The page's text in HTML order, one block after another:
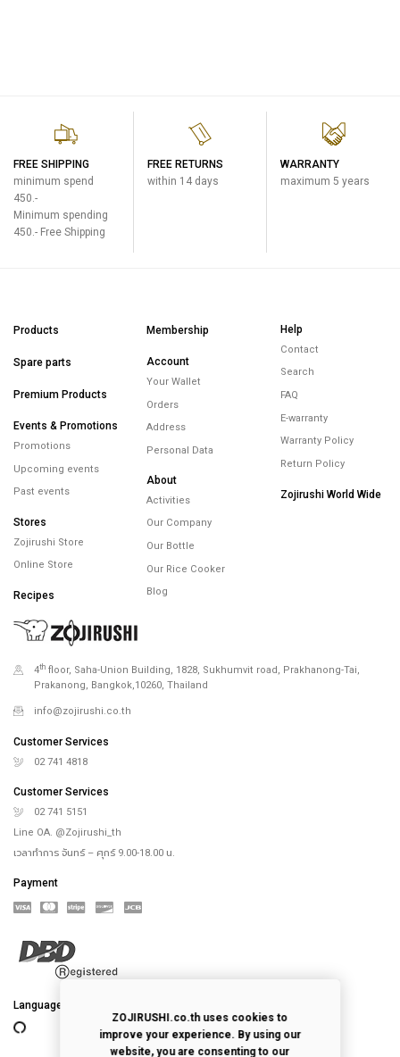
FREE SHIPPING
minimum spend
450.-
Minimum spending
450.- Free Shipping
FREE RETURNS
within 14 days
WARRANTY
maximum 5 years
Products
Spare parts
Premium Products
Events & Promotions
Promotions
Upcoming events
Past events
Stores
Zojirushi Store
Online Store
Recipes
Membership
Account
Your Wallet
Orders
Address
Personal Data
About
Activities
Our Company
Our Bottle
Our Rice Cooker
Blog
Help
Contact
Search
FAQ
E-warranty
Warranty Policy
Return Policy
Zojirushi World Wide
4th floor, Saha-Union Building, 1828, Sukhumvit road, Prakhanong-Tai,
Prakanong, Bangkok,10260, Thailand
info@zojirushi.co.th
Customer Services
02 741 4818
Customer Services
02 741 5151
Line OA. @Zojirushi_th
เวลาทำการ จันทร์ – ศุกร์ 9.00-18.00 น.
Payment
Language
ZOJIRUSHI.co.th uses cookies to
improve your experience. By using our
website, you are consenting to our